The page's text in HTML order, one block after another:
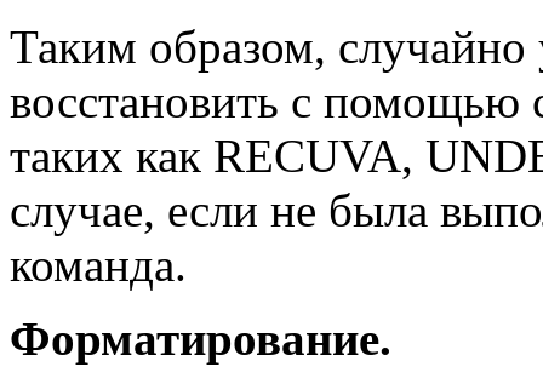
Таким образом,
восстановить с помощью
таких как RECUVA,
случае, если не была
команда.
Форматирование.